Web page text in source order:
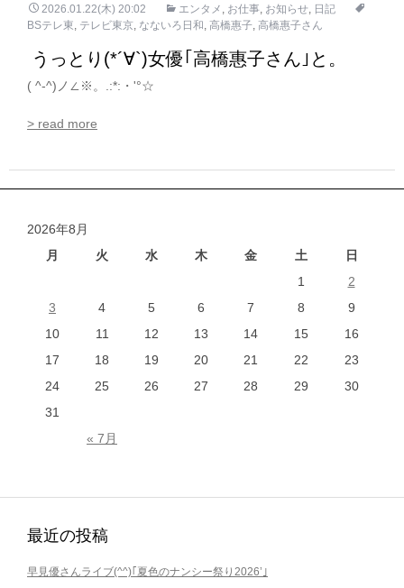
2026.01.22(木) 20:02 エンタメ , お仕事, お知らせ, 日記
BSテレ東, テレビ東京, なないろ日和, 高橋惠子, 高橋惠子さん
うっとり(*´∀`)女優｢高橋惠子さん｣と。
( ^-^)ノ∠※。.:*:・'°☆
> read more
2026年8月
月
火 水 木 金 土 日
« 7月
1
2
3
4 5 6 7 8
9
10
11 12 13 14 15
16
17
18 19 20 21 22
23
24
25 26 27 28 29
30
31
最近の投稿
早見優さんライブ(^^)｢夏色のナンシー祭り2026’｣